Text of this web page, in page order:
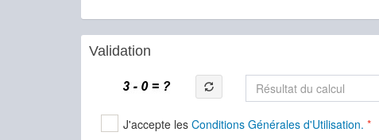
Validation
J'accepte les Conditions Générales d'Utilisation.